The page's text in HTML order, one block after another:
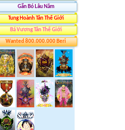
Gắn Bó Lâu Năm
Tung Hoành Tân Thế Giới
Bá Vương Tân Thế Giới
Wanted 800.000.000 Beri